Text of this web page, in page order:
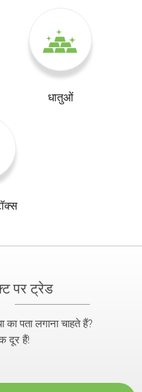
धातुओं
पर ट्रेड
पता लगाना चाहते हैं?
दूर हैं!